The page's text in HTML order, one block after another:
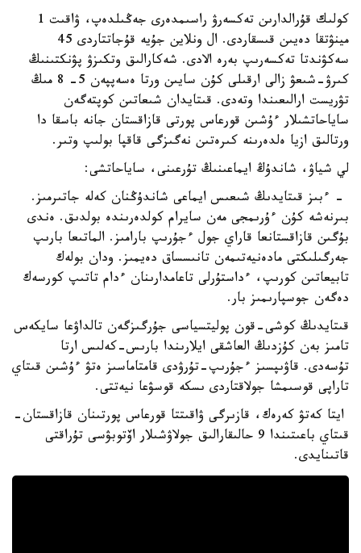
كولىك قۇرالدارىن تەكسەرۋ راسىمدەرى جەڭىلدەپ، ۋاقىت 1
مينۋتقا دەيىن قىسقاردى. ال ونلاين جۇيە قۇجاتتاردى 45
سەكۋندتا تەكسەرىپ بەرە الادى. شەكارالىق وتكىزۋ پۋنكتىنىڭ
كىرۋ-شىعۋ زالى ارقىلى كۇن سايىن ورتا ەسەپپەن 5- 8 مىڭ
تۋريست ارالىعىندا وتەدى. قىتايدان شىعاتىن كوپتەگەن
ساياحاتشىلار ءۇشىن قورعاس پورتى قازاقستان جانە باسقا دا
ورتالىق ازيا ەلدەرىنە كىرەتىن نەگىزگى قاقپا بولىپ وتىر.
لي شياۋ، شاندۇڭ ايماعىنىڭ تۇرعىنى، ساياحاتشى:
- ءبىز قىتايدىڭ شىعىس ايماعى شاندۇڭنان كەلە جاتىرمىز.
بىرنەشە كۇن ءۇرىمجى مەن سايرام كولدەرىندە بولدىق. ەندى
بۇگىن قازاقستانعا قاراي جول ءجۇرىپ بارامىز. الماتىعا بارىپ
جەرگىلىكتى مادەنيەتىمەن تانىسساق دەيمىز. ودان بولەك
تابيعاتىن كورىپ، ءداستۇرلى تاعامدارىنان ءدام تاتىپ كورسەك
دەگەن جوسپارىمىز بار.
قىتايدىڭ كوشى-قون پوليتسياسى جۇرگىزگەن تالداۋعا سايكەس
تامىز بەن كۇزدىڭ العاشقى ايلارىندا بارىس-كەلىس ارتا
تۇسەدى. قاۋىپسىز ءجۇرىپ-تۇرۋدى قامتاماسىز ەتۋ ءۇشىن قىتاي
تاراپى قوسىمشا جولاقتاردى ىسكە قوسۋعا نيەتتى.
ايتا كەتۋ كەرەك، قازىرگى ۋاقىتتا قورعاس پورتىنان قازاقستان-
قىتاي باعىتىندا 9 حالىقارالىق جولاۋشىلار اۆتوبۋسى تۇراقتى
قاتىنايدى.